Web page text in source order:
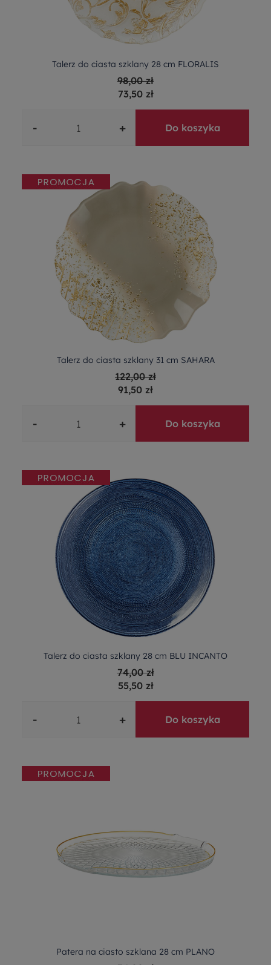
Talerz do ciasta szklany 28 cm FLORALIS
98,00 zł
73,50 zł
- + Do koszyka
Talerz do ciasta szklany 31 cm SAHARA
122,00 zł
91,50 zł
- + Do koszyka
Talerz do ciasta szklany 28 cm BLU INCANTO
74,00 zł
55,50 zł
- + Do koszyka
Patera na ciasto szklana 28 cm PLANO